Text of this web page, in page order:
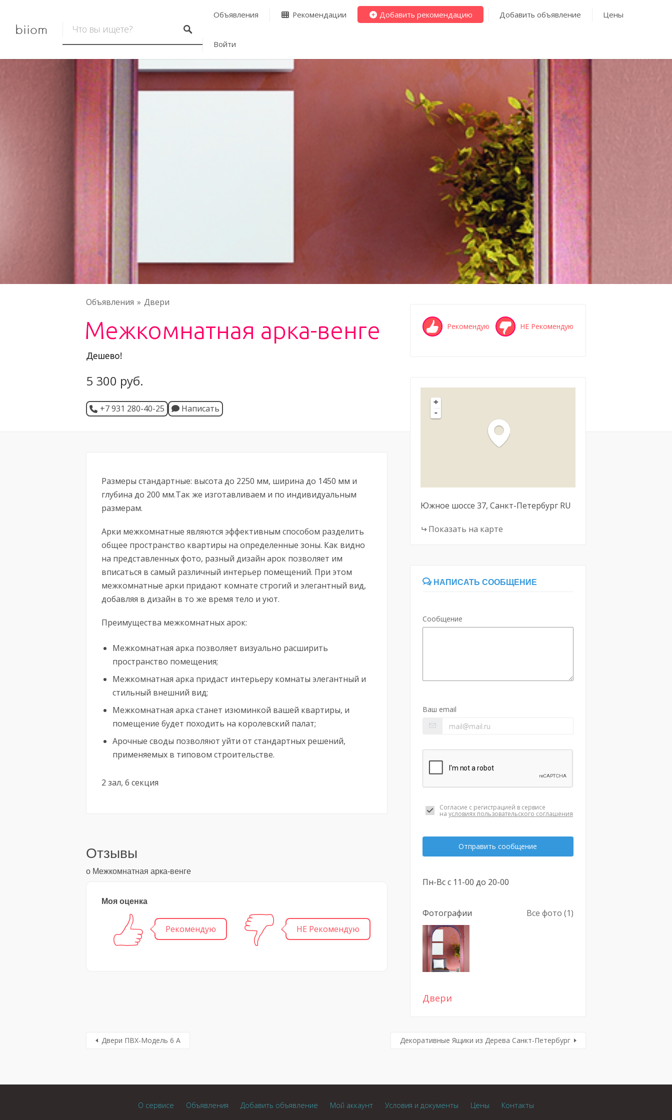
biiom
Объявления Рекомендации Добавить рекомендацию Добавить объявление Цены
Войти
Объявления Двери
Межкомнатная арка-венге
Дешево!
5 300 руб.
+7 931 280-40-25 Написать
Размеры стандартные: высота до 2250 мм, ширина до 1450 мм и
глубина до 200 мм.Так же изготавливаем и по индивидуальным
размерам.
Арки межкомнатные являются эффективным способом разделить
общее пространство квартиры на определенные зоны. Как видно
на представленных фото, разный дизайн арок позволяет им
вписаться в самый различный интерьер помещений. При этом
межкомнатные арки придают комнате строгий и элегантный вид,
добавляя в дизайн в то же время тело и уют.
Преимущества межкомнатных арок:
Межкомнатная арка позволяет визуально расширить
пространство помещения;
Межкомнатная арка придаст интерьеру комнаты элегантный и
стильный внешний вид;
Межкомнатная арка станет изюминкой вашей квартиры, и
помещение будет походить на королевский палат;
Арочные своды позволяют уйти от стандартных решений,
применяемых в типовом строительстве.
2 зал, 6 секция
Отзывы
о Межкомнатная арка-венге
Моя оценка
Рекомендую НЕ Рекомендую
Рекомендую НЕ Рекомендую
+
-
Южное шоссе 37 Санкт-Петербург RU
Показать на карте
НАПИСАТЬ СООБЩЕНИЕ
Сообщение
Ваш email
Согласие с регистрацией в сервисе
на условиях пользовательского соглашения
Отправить сообщение
Пн-Вс с 11-00 до 20-00
Фотографии Все фото (1)
Двери
Двери ПВХ-Модель 6 А Декоративные Ящики из Дерева Санкт-Петербург
О сервисе Объявления Добавить объявление Мой аккаунт Условия и документы Цены Контакты